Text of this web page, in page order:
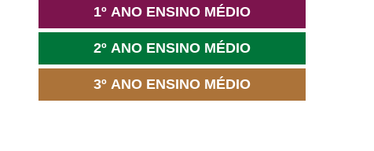
1º ANO ENSINO MÉDIO
2º ANO ENSINO MÉDIO
3º ANO ENSINO MÉDIO